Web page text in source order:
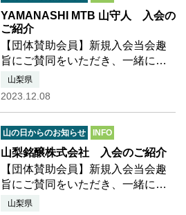
つづきを読む
YAMANASHI MTB 山守人 入会の
ご紹介
【団体賛助会員】新規入会当会趣
旨にご賛同をいただき、一緒に活
動を盛り上げてくださることにな
りました 団体賛助会員様をご紹介
社団法人 南アルプス山守人…つづ
きを読む
山梨県
2023.12.08
山の日からのお知らせ INFO
山梨銘醸株式会社 入会のご紹介
【団体賛助会員】新規入会当会趣
旨にご賛同をいただき、一緒に活
動を盛り上げてくださることにな
山梨県